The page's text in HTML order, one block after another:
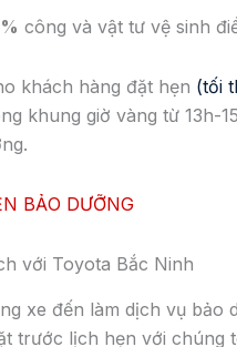
công và vật tư vệ sinh
khách hàng đặt hẹn (tối
khung giờ vàng từ 13h-
BẢO DƯỠNG
với Toyota Bắc Ninh
xe đến làm dịch vụ bảo
trước lịch hẹn với chúng